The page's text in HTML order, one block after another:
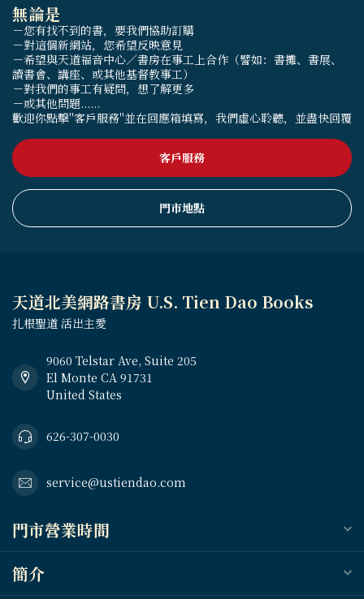
無論是
－您有找不到的書，要我們協助訂購
－對這個新網站，您希望反映意見
－希望與天道福音中心／書房在事工上合作（譬如：書攤、書展、
讀書會、講座、或其他基督教事工）
－對我們的事工有疑問，想了解更多
－或其他問題......
歡迎你點擊"客戶服務"並在回應箱填寫，我們虛心聆聽，並盡快回覆
客戶服務
門市地點
天道北美網路書房 U.S. Tien Dao Books
扎根聖道 活出主愛
9060 Telstar Ave, Suite 205
El Monte CA 91731
United States
626-307-0030
service@ustiendao.com
門市營業時間
簡介